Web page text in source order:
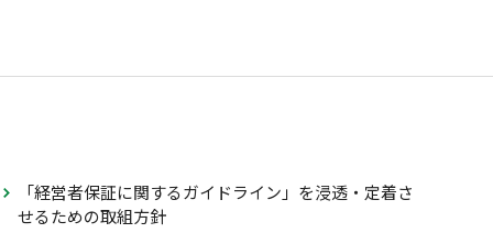
「経営者保証に関するガイドライン」を浸透・定着さ
せるための取組方針